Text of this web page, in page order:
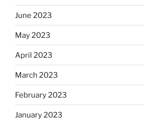
June 2023
May 2023
April 2023
March 2023
February 2023
January 2023